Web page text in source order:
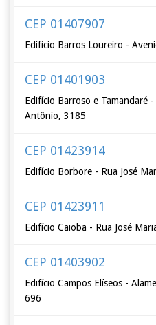
CEP 01407907
Edifício Barros Loureiro -
CEP 01401903
Edifício Barroso e Tamandaré
Antônio, 3185
CEP 01423914
Edifício Borbore - Rua José
CEP 01423911
Edifício Caioba - Rua José
CEP 01403902
Edifício Campos Elíseos -
696